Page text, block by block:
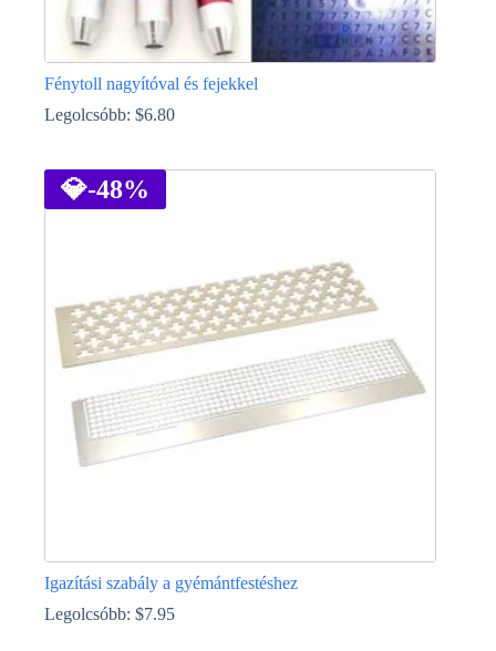
Fénytoll nagyítóval és fejekkel
Legolcsóbb: $6.80
a
terméknek
több
termékoldalon
választhatók
💎-48%
Igazítási szabály a gyémántfestéshez
Legolcsóbb: $7.95